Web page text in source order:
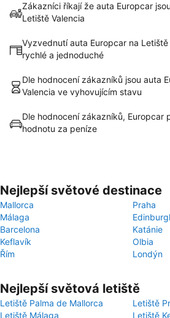
Zákazníci říkají že auta Europcar
Letiště Valencia
Vyzvednutí auta Europcar na
rychlé a jednoduché
Dle hodnocení zákazníků jsou auta
Valencia ve vyhovujícím stavu
Dle hodnocení zákazníků, Europcar
hodnotu za peníze
Nejlepší světové destinace
Mallorca
Praha
Málaga
Barcelona
Katánie
Keflavík
Olbia
Řím
Londýn
Nejlepší světová letiště
Letiště Palma de Mallorca
Letiště
Letiště Málaga
Letiště